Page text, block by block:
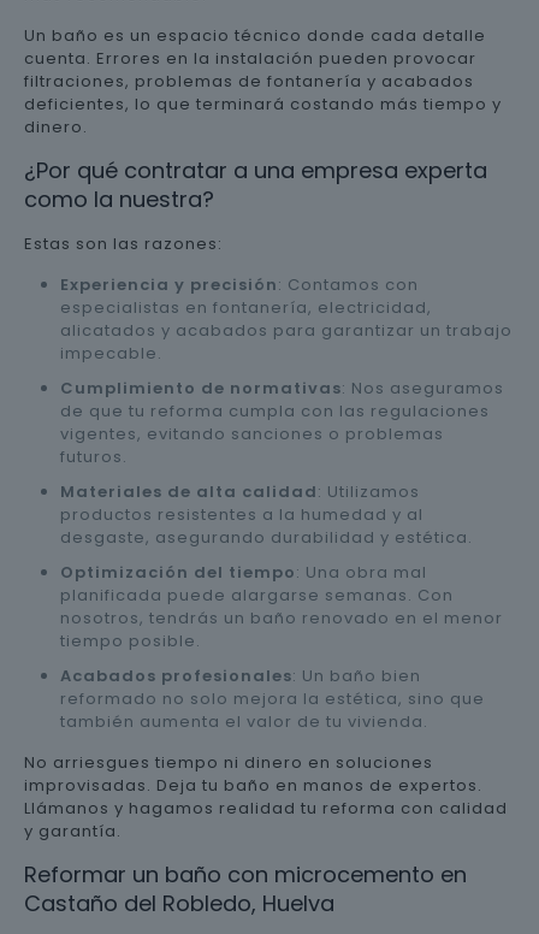
Un baño es un espacio técnico donde cada detalle
cuenta. Errores en la instalación pueden provocar
filtraciones, problemas de fontanería y acabados
deficientes, lo que terminará costando más tiempo y
dinero.
¿Por qué contratar a una empresa experta
como la nuestra?
Estas son las razones:
Experiencia y precisión: Contamos con
especialistas en fontanería, electricidad,
alicatados y acabados para garantizar un trabajo
impecable.
Cumplimiento de normativas: Nos aseguramos
de que tu reforma cumpla con las regulaciones
vigentes, evitando sanciones o problemas
futuros.
Materiales de alta calidad: Utilizamos
productos resistentes a la humedad y al
desgaste, asegurando durabilidad y estética.
Optimización del tiempo: Una obra mal
planificada puede alargarse semanas. Con
nosotros, tendrás un baño renovado en el menor
tiempo posible.
Acabados profesionales: Un baño bien
reformado no solo mejora la estética, sino que
también aumenta el valor de tu vivienda.
No arriesgues tiempo ni dinero en soluciones
improvisadas. Deja tu baño en manos de expertos.
Llámanos y hagamos realidad tu reforma con calidad
y garantía.
Reformar un baño con microcemento en
Castaño del Robledo, Huelva